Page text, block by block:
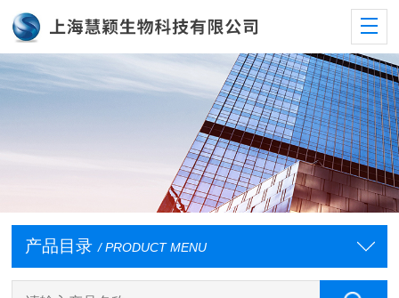
产品目录 / PRODUCT MENU